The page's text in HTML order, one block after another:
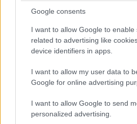
Google consents
I want to allow Google to enable
related to advertising like
device identifiers in apps.
I want to allow my user data to
Google for online advertising
I want to allow Google to send
personalized advertising.